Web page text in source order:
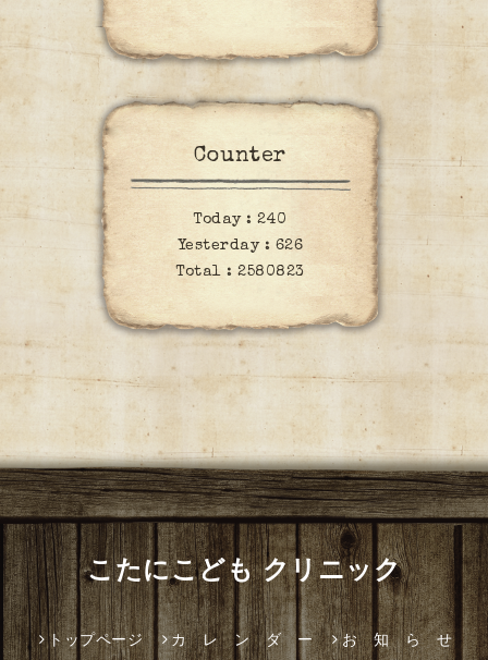
Counter
Today :240
Yesterday : 626
Total :2580823
こたにこども クリニック
トップページ カ レ ン ダ ー お 知 ら せ